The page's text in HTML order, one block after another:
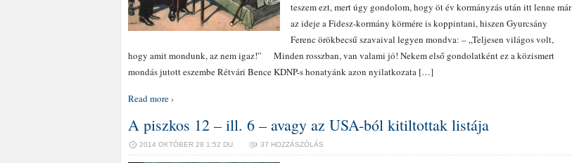
teszem ezt, mert úgy gondolom, hogy öt év kormányzás után itt lenne már
az ideje a Fidesz-kormány körmére is koppintani, hiszen Gyurcsány
Ferenc örökbecsű szavaival legyen mondva: – „Teljesen világos volt,
hogy amit mondunk, az nem igaz!” Minden rosszban, van valami jó! Nekem első gondolatként ez a közismert
mondás jutott eszembe Rétvári Bence KDNP-s honatyánk azon nyilatkozata […]
Read more ›
A piszkos 12 – ill. 6 – avagy az USA-ból kitiltottak listája
2014 OKTÓBER 28 1:52 DU. 37 HOZZÁSZÓLÁS